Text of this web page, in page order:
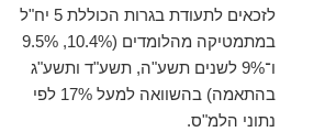
לזכאים לתעודת בגרות הכוללת 5 יח"ל
במתמטיקה מהלומדים (10.4%, 9.5%
ו־9% לשנים תשע"ה, תשע"ד ותשע"ג
בהתאמה) בהשוואה למעל 17% לפי
נתוני הלמ"ס.